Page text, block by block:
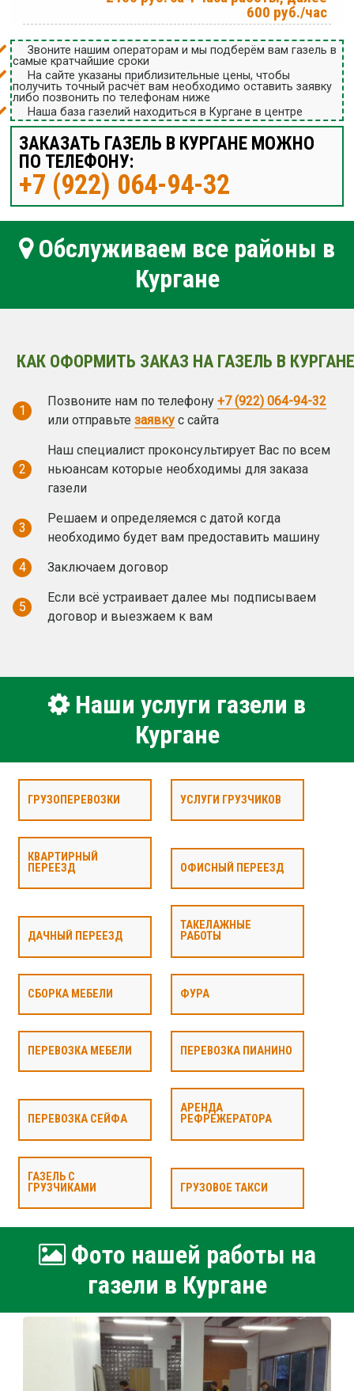
600 руб./час
Звоните нашим операторам и мы подберём вам газель в
самые кратчайшие сроки
На сайте указаны приблизительные цены, чтобы
получить точный расчёт вам необходимо оставить заявку
либо позвонить по телефонам ниже
Наша база газелий находиться в Кургане в центре
ЗАКАЗАТЬ ГАЗЕЛЬ В КУРГАНЕ МОЖНО
ПО ТЕЛЕФОНУ:
+7 (922) 064-94-32
Обслуживаем все районы в
Кургане
КАК ОФОРМИТЬ ЗАКАЗ НА ГАЗЕЛЬ В
1
Позвоните нам по телефону +7 (922) 064-94-32
или отправьте заявку с сайта
2
Наш специалист проконсультирует Вас по всем
ньюансам которые необходимы для заказа
газели
3
Решаем и определяемся с датой когда
необходимо будет вам предоставить машину
4
Заключаем договор
5
Если всё устраивает далее мы подписываем
договор и выезжаем к вам
Наши услуги газели в
Кургане
ГРУЗОПЕРЕВОЗКИ УСЛУГИ ГРУЗЧИКОВ
КВАРТИРНЫЙ
ПЕРЕЕЗД
ОФИСНЫЙ ПЕРЕЕЗД
ДАЧНЫЙ ПЕРЕЕЗД
ТАКЕЛАЖНЫЕ
РАБОТЫ
СБОРКА МЕБЕЛИ ФУРА
ПЕРЕВОЗКА МЕБЕЛИ ПЕРЕВОЗКА ПИАНИНО
ПЕРЕВОЗКА СЕЙФА
АРЕНДА
РЕФРЕЖЕРАТОРА
ГАЗЕЛЬ С
ГРУЗЧИКАМИ
ГРУЗОВОЕ ТАКСИ
Фото нашей работы на
газели в Кургане